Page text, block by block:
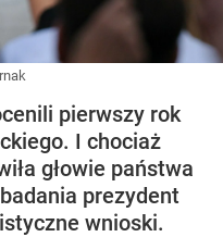
pierwszy rok
I chociaż
głowie państwa
prezydent
wnioski.